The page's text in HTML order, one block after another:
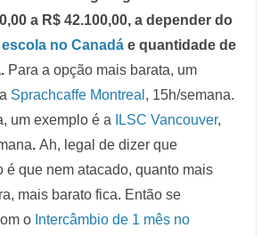
a R$ 42.100,00, a depender do
escola no Canadá e quantidade de
Para a opção mais barata, um
Sprachcaffe Montreal , 15h/semana.
um exemplo é a
ILSC Vancouver,
. Ah, legal de dizer que
é que nem atacado, quanto mais
mais barato fica. Então se
o Intercâmbio de 1 mês no